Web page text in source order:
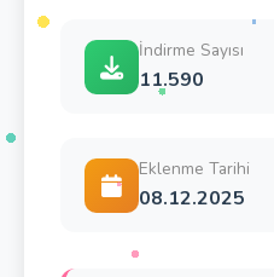
İndirme Sayısı
11.590
Eklenme Tarihi
08.12.2025